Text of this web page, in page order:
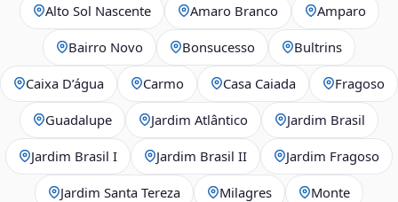
Alto Sol Nascente Amaro Branco Amparo
Bairro Novo Bonsucesso Bultrins
Caixa D’água Carmo Casa Caiada Fragoso
Guadalupe Jardim Atlântico Jardim Brasil
Jardim Brasil I Jardim Brasil II Jardim Fragoso
Jardim Santa Tereza Milagres Monte